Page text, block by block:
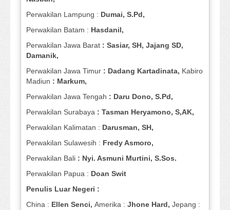
Perwakilan Lampung : Dumai, S.Pd,
Perwakilan Batam : Hasdanil,
Perwakilan Jawa Barat : Sasiar, SH, Jajang SD,
Damanik,
Perwakilan Jawa Timur : Dadang Kartadinata, Kabiro
Madiun : Markum,
Perwakilan Jawa Tengah : Daru Dono, S.Pd,
Perwakilan Surabaya : Tasman Heryamono, S,AK,
Perwakilan Kalimatan : Darusman, SH,
Perwakilan Sulawesih : Fredy Asmoro,
Perwakilan Bali : Nyi. Asmuni Murtini, S.Sos.
Perwakilan Papua : Doan Swit
Penulis Luar Negeri :
China : Ellen Senci, Amerika : Jhone Hard, Jepang :